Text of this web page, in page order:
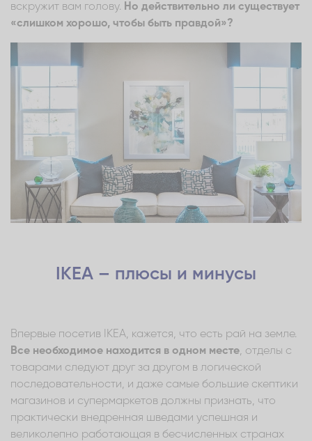
вскружит вам голову. Но действительно ли существует
«слишком хорошо, чтобы быть правдой»?
IKEA – плюсы и минусы
Впервые посетив IKEA, кажется, что есть рай на земле.
Все необходимое находится в одном месте, отделы с
товарами следуют друг за другом в логической
последовательности, и даже самые большие скептики
магазинов и супермаркетов должны признать, что
практически внедренная шведами успешная и
великолепно работающая в бесчисленных странах